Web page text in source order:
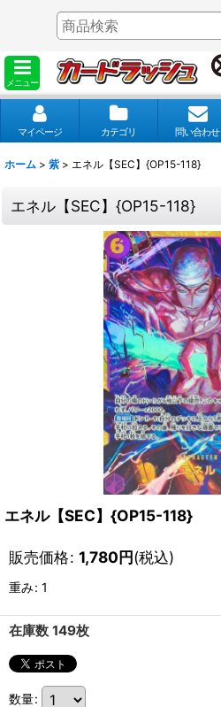
メニュー
マイページ カテゴリ 問い合わせ
ホーム > 紫 > エネル【SEC】{OP15-118}
エネル【SEC】{OP15-118}
エネル【SEC】{OP15-118}
販売価格: 1,780円(税込)
重み: 1
在庫数 149枚
数量: